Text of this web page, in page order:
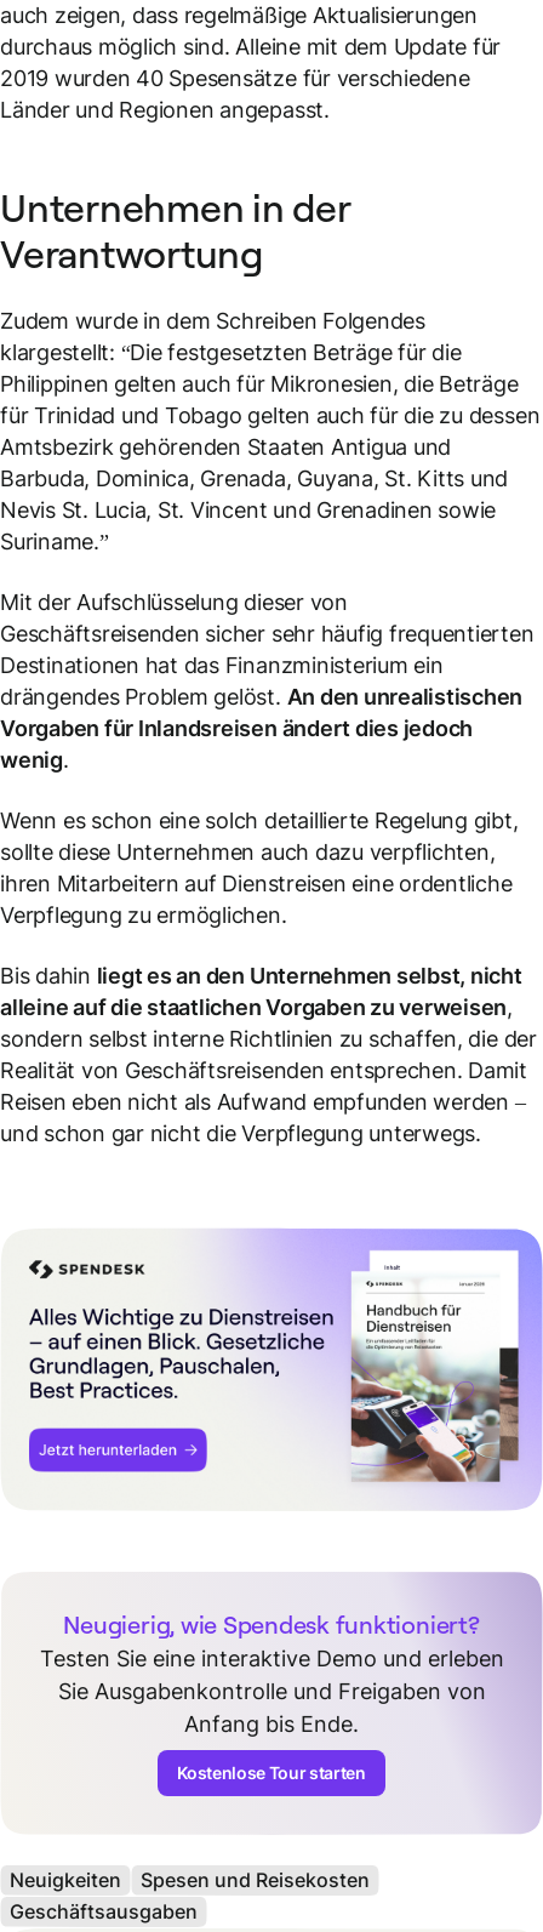
auch zeigen, dass regelmäßige Aktualisierungen
durchaus möglich sind. Alleine mit dem Update für
2019 wurden 40 Spesensätze für verschiedene
Länder und Regionen angepasst.
Unternehmen in der
Verantwortung
Zudem wurde in dem Schreiben Folgendes
klargestellt: “Die festgesetzten Beträge für die
Philippinen gelten auch für Mikronesien, die Beträge
für Trinidad und Tobago gelten auch für die zu dessen
Amtsbezirk gehörenden Staaten Antigua und
Barbuda, Dominica, Grenada, Guyana, St. Kitts und
Nevis St. Lucia, St. Vincent und Grenadinen sowie
Suriname.”
Mit der Aufschlüsselung dieser von
Geschäftsreisenden sicher sehr häufig frequentierten
Destinationen hat das Finanzministerium ein
drängendes Problem gelöst. An den unrealistischen
Vorgaben für Inlandsreisen ändert dies jedoch
wenig.
Wenn es schon eine solch detaillierte Regelung gibt,
sollte diese Unternehmen auch dazu verpflichten,
ihren Mitarbeitern auf Dienstreisen eine ordentliche
Verpflegung zu ermöglichen.
Bis dahin liegt es an den Unternehmen selbst, nicht
alleine auf die staatlichen Vorgaben zu verweisen,
sondern selbst interne Richtlinien zu schaffen, die der
Realität von Geschäftsreisenden entsprechen. Damit
Reisen eben nicht als Aufwand empfunden werden –
und schon gar nicht die Verpflegung unterwegs.
Neugierig, wie Spendesk funktioniert?
Testen Sie eine interaktive Demo und erleben
Sie Ausgabenkontrolle und Freigaben von
Anfang bis Ende.
Kostenlose Tour starten
Neuigkeiten
Spesen und Reisekosten
Geschäftsausgaben